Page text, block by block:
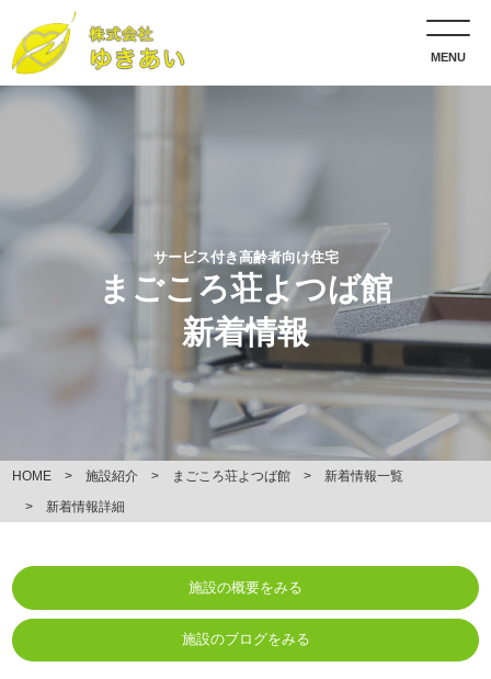
MENU
サービス付き高齢者向け住宅
まごころ荘よつば館
新着情報
HOME 施設紹介 まごころ荘よつば館
新着情報一覧
新着情報詳細
施設の概要をみる
施設のブログをみる